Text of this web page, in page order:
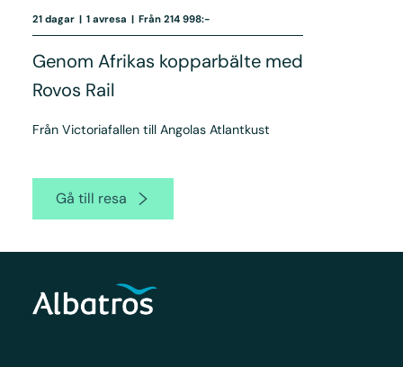
21 dagar | 1 avresa | Från 214 998:-
Genom Afrikas kopparbälte med
Rovos Rail
Från Victoriafallen till Angolas Atlantkust
Gå till resa